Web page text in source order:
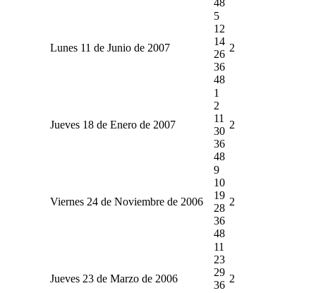
Lunes 11 de Junio de 2007
5
12
14
26
36
48
2
Jueves 18 de Enero de 2007
1
2
11
30
36
48
2
Viernes 24 de Noviembre de 2006
9
10
19
28
36
48
2
Jueves 23 de Marzo de 2006
11
23
29
36
2